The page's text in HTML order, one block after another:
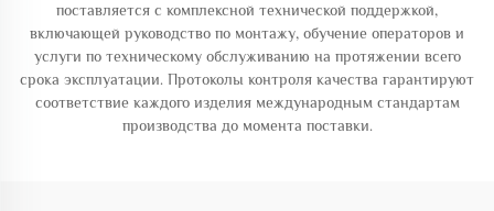
поставляется с комплексной технической поддержкой,
включающей руководство по монтажу, обучение операторов и
услуги по техническому обслуживанию на протяжении всего
срока эксплуатации. Протоколы контроля качества гарантируют
соответствие каждого изделия международным стандартам
производства до момента поставки.